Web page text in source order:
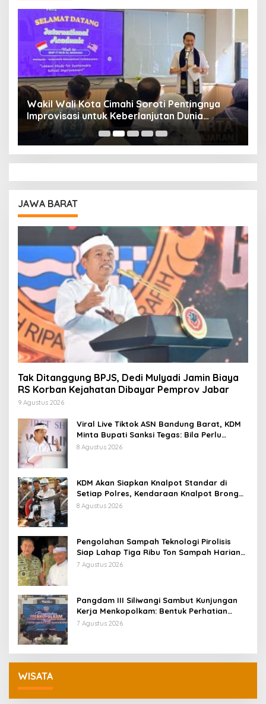
Wakil Wali Kota Cimahi Soroti Pentingnya
Improvisasi untuk Keberlanjutan Dunia
Pendidikan
JAWA BARAT
Tak Ditanggung BPJS, Dedi Mulyadi Jamin Biaya
RS Korban Kejahatan Dibayar Pemprov Jabar
9 Agustus 2026
Viral Live Tiktok ASN Bandung Barat, KDM
Minta Bupati Sanksi Tegas: Bila Perlu
Pemberhentian
8 Agustus 2026
KDM Akan Siapkan Knalpot Standar di
Setiap Polres, Kendaraan Knalpot Brong
Tertangkap Langsung Ganti
8 Agustus 2026
Pengolahan Sampah Teknologi Pirolisis
Siap Lahap Tiga Ribu Ton Sampah Harian
Jawa Barat
7 Agustus 2026
Pangdam III Siliwangi Sambut Kunjungan
Kerja Menkopolkam: Bentuk Perhatian
Pemerintah
7 Agustus 2026
WISATA